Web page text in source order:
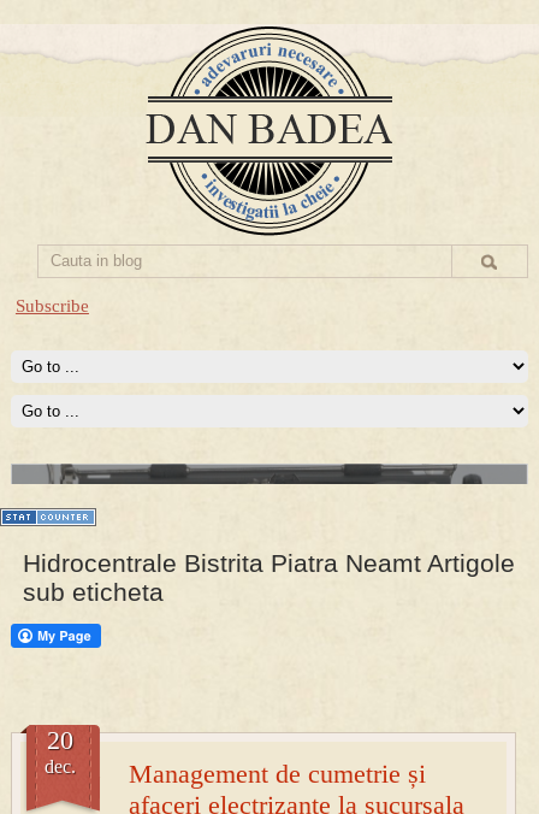
Subscribe
PRESA
Hidrocentrale Bistrita Piatra Neamt Artigole
sub eticheta
Management de cumetrie și
afaceri electrizante la sucursala
20
dec.